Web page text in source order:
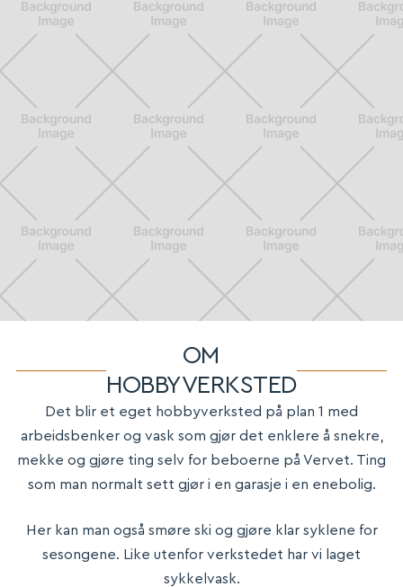
OM
HOBBYVERKSTED
Det blir et eget hobbyverksted på plan 1 med
arbeidsbenker og vask som gjør det enklere å snekre,
mekke og gjøre ting selv for beboerne på Vervet. Ting
som man normalt sett gjør i en garasje i en enebolig.
Her kan man også smøre ski og gjøre klar syklene for
sesongene. Like utenfor verkstedet har vi laget
sykkelvask.